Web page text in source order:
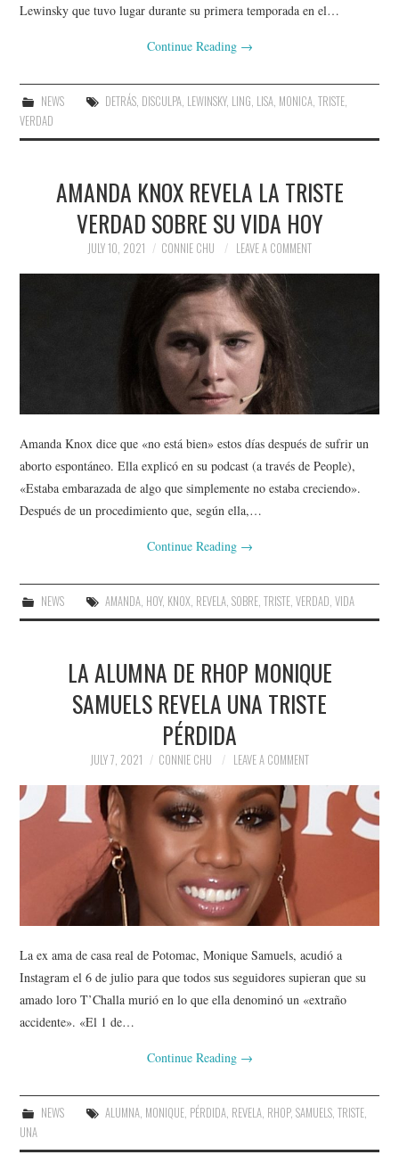
Lewinsky que tuvo lugar durante su primera temporada en el…
Continue Reading →
NEWS DETRÁS, DISCULPA, LEWINSKY, LING, LISA, MONICA, TRISTE,
VERDAD
AMANDA KNOX REVELA LA TRISTE
VERDAD SOBRE SU VIDA HOY
JULY 10, 2021 CONNIE CHU LEAVE A COMMENT
Amanda Knox dice que «no está bien» estos días después de sufrir un
aborto espontáneo. Ella explicó en su podcast (a través de People),
«Estaba embarazada de algo que simplemente no estaba creciendo».
Después de un procedimiento que, según ella,…
Continue Reading →
NEWS AMANDA, HOY, KNOX, REVELA, SOBRE, TRISTE, VERDAD, VIDA
LA ALUMNA DE RHOP MONIQUE
SAMUELS REVELA UNA TRISTE
PÉRDIDA
JULY 7, 2021 CONNIE CHU LEAVE A COMMENT
La ex ama de casa real de Potomac, Monique Samuels, acudió a
Instagram el 6 de julio para que todos sus seguidores supieran que su
amado loro T’Challa murió en lo que ella denominó un «extraño
accidente». «El 1 de…
Continue Reading →
NEWS ALUMNA, MONIQUE, PÉRDIDA, REVELA, RHOP, SAMUELS, TRISTE,
UNA